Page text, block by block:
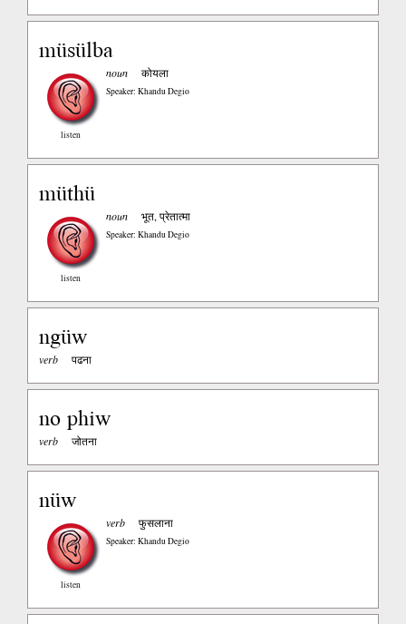
müsülba
listen
noun कोयला
Speaker: Khandu Degio
müthü
listen
noun भूत, प्रेतात्मा
Speaker: Khandu Degio
ngüw
verb पढना
no phiw
verb जोतना
nüw
listen
verb फुसलाना
Speaker: Khandu Degio